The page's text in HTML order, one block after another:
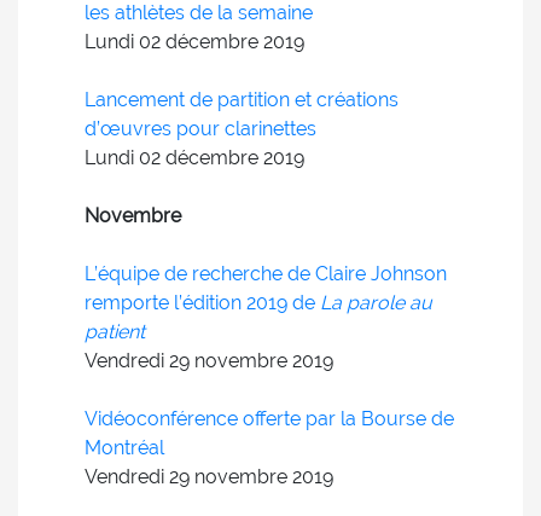
les athlètes de la semaine
Lundi 02 décembre 2019
Lancement de partition et créations
d’œuvres pour clarinettes
Lundi 02 décembre 2019
Novembre
L’équipe de recherche de Claire Johnson
remporte l’édition 2019 de La parole au
patient
Vendredi 29 novembre 2019
Vidéoconférence offerte par la Bourse de
Montréal
Vendredi 29 novembre 2019